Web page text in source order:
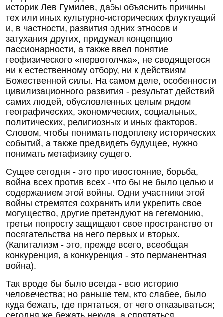
историк Лев Гумилев, дабы объяснить причины
тех или иных культурно-исторических флуктуаций
и, в частности, развития одних этносов и
затухания других, придумал концепцию
пассионарности, а также ввел понятие
геофизического «первотолчка», не сводящегося
ни к естественному отбору, ни к действиям
Божественной силы. На самом деле, особенности
цивилизационного развития - результат действий
самих людей, обусловленных целым рядом
географических, экономических, социальных,
политических, религиозных и иных факторов.
Словом, чтобы понимать подоплеку исторических
событий, а также предвидеть будущее, нужно
понимать метафизику сущего.
Сущее сегодня - это противостояние, борьба,
война всех против всех - что бы не было целью и
содержанием этой войны. Одни участники этой
войны стремятся сохранить или укрепить свое
могущество, другие претендуют на гегемонию,
третьи попросту защищают свое пространство от
посягательства на него первых и вторых.
(Капитализм - это, прежде всего, всеобщая
конкуренция, а конкуренция - это перманентная
война).
Так вроде бы было всегда - всю историю
человечества; но раньше тем, кто слабее, было
куда бежать, где прятаться, от чего отказываться;
сегодня же бежать некуда, а спрятаться